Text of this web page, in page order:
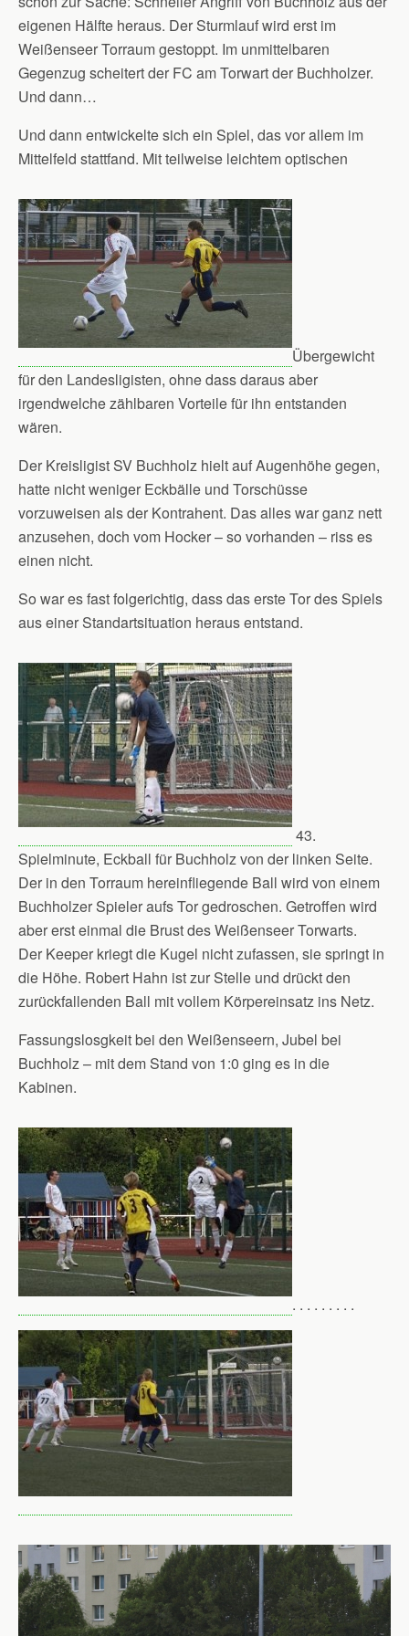
eigenen Hälfte heraus. Der Sturmlauf wird erst im
Weißenseer Torraum gestoppt. Im unmittelbaren
Gegenzug scheitert der FC am Torwart der Buchholzer.
Und dann…
Und dann entwickelte sich ein Spiel, das vor allem im
Mittelfeld stattfand. Mit teilweise leichtem optischen
Übergewicht
für den Landesligisten, ohne dass daraus aber
irgendwelche zählbaren Vorteile für ihn entstanden
wären.
Der Kreisligist SV Buchholz hielt auf Augenhöhe gegen,
hatte nicht weniger Eckbälle und Torschüsse
vorzuweisen als der Kontrahent. Das alles war ganz nett
anzusehen, doch vom Hocker – so vorhanden – riss es
einen nicht.
So war es fast folgerichtig, dass das erste Tor des Spiels
aus einer Standartsituation heraus entstand.
43.
Spielminute, Eckball für Buchholz von der linken Seite.
Der in den Torraum hereinfliegende Ball wird von einem
Buchholzer Spieler aufs Tor gedroschen. Getroffen wird
aber erst einmal die Brust des Weißenseer Torwarts.
Der Keeper kriegt die Kugel nicht zufassen, sie springt in
die Höhe. Robert Hahn ist zur Stelle und drückt den
zurückfallenden Ball mit vollem Körpereinsatz ins Netz.
Fassungslosgkeit bei den Weißenseern, Jubel bei
Buchholz – mit dem Stand von 1:0 ging es in die
Kabinen.
. . . . . . . . .